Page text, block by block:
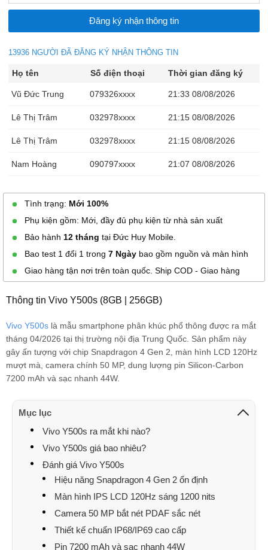
13936 NGƯỜI ĐÃ ĐĂNG KÝ NHẬN THÔNG TIN
Họ tên Số điện thoại Thời gian đăng ký
Vũ Đức Trung 079326xxxx 21:33 08/08/2026
Lê Thị Trâm 032978xxxx 21:15 08/08/2026
Lê Thị Trâm 032978xxxx 21:15 08/08/2026
Nam Hoàng 090797xxxx 21:07 08/08/2026
Linh 037700xxxx 15:43 08/08/2026
Linh 037700xxxx 15:42 08/08/2026
Lưu Trung Thắng 094752xxxx 15:14 08/08/2026
Lưu Trung Thắng 094752xxxx
Thế Dy 070231xxxx 14:51 08/08/2026
Minh Luân 089844xxxx 14:21 08/08/2026
Minh Luân 089844xxxx
Ngoan Nguyen
Hà Bạch Mai 034961xxxx
ngân tiểu hổ 090903xxxx
Quyen Nguyen 094426xxxx 11:09 08/08/2026
10:47 08/08/2026
Tình trạng: Mới 100%
Phụ kiện gồm: Mới, đầy đủ phụ kiện từ nhà sản xuất
Bảo hành 12 tháng tại Đức Huy Mobile.
Bao test 1 đổi 1 trong 7 Ngày bao gồm nguồn và màn hình
Giao hàng tận nơi trên toàn quốc. Ship COD - Giao hàng
Thông tin Vivo Y500s (8GB | 256GB)
Vivo Y500s là mẫu smartphone phân khúc phổ thông được ra mắt
tháng 04/2026 tại thị trường nội địa Trung Quốc. Sản phẩm này
gây ấn tượng với chip Snapdragon 4 Gen 2, màn hình LCD 120Hz
mượt mà, camera chính 50 MP, dung lượng pin Silicon-Carbon
7200 mAh và sạc nhanh 44W.
Mục lục
Vivo Y500s ra mắt khi nào?
Vivo Y500s giá bao nhiêu?
Đánh giá Vivo Y500s
Hiệu năng Snapdragon 4 Gen 2 ổn định
Màn hình IPS LCD 120Hz sáng 1200 nits
Camera 50 MP bắt nét PDAF sắc nét
Thiết kế chuẩn IP68/IP69 cao cấp
Pin 7200 mAh và sạc nhanh 44W